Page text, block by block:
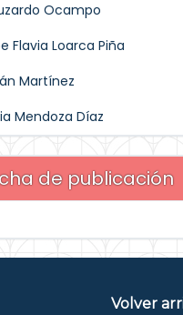
Ocampo
Flavia Loarca Piña
Martínez
Mendoza Díaz
de publicación
Volver